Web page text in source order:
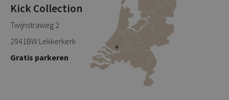
Kick Collection
Twijnstraweg 2
2941BW Lekkerkerk
Gratis parkeren